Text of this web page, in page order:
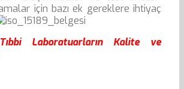
için bazı ek gereklere ihtiyaç
Laboratuarların Kalite ve